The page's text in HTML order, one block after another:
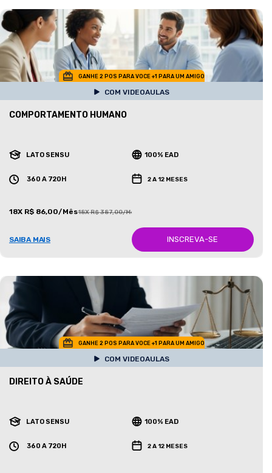
GANHE 2 POS PARA VOCE +1 PARA UM AMIGO
COM VIDEOAULAS
COMPORTAMENTO HUMANO
LATO SENSU 100% EAD
360 A 720H 2 A 12 MESES
18X R$ 86,00/Mês18X R$ 387,00/Mês
SAIBA MAIS INSCREVA-SE
GANHE 2 POS PARA VOCE +1 PARA UM AMIGO
COM VIDEOAULAS
DIREITO À SAÚDE
LATO SENSU 100% EAD
360 A 720H 2 A 12 MESES